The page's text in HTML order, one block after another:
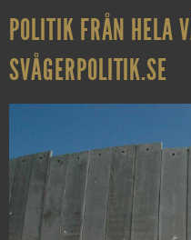
POLITIK FRÅN HELA
SVÅGERPOLITIK.SE